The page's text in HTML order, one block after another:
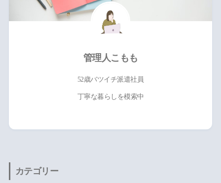
管理人こもも
52歳バツイチ派遣社員
丁寧な暮らしを模索中
カテゴリー